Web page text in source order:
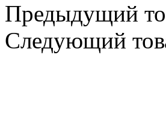
Предыдущий
Следующий